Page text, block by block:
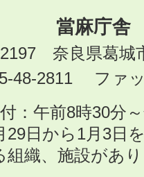
當麻庁舎
奈良県葛城
48-2811 ファ
：午前8時30分
29日から1月3日
織、施設があ